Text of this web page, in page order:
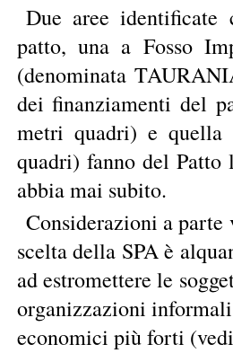
Due aree identificate
patto, una a Fosso
(denominata
dei finanziamenti del
metri quadri) e quella
quadri) fanno del Patto
abbia mai subito.
Considerazioni a
scelta della SPA è
ad estromettere le
organizzazioni
economici più forti